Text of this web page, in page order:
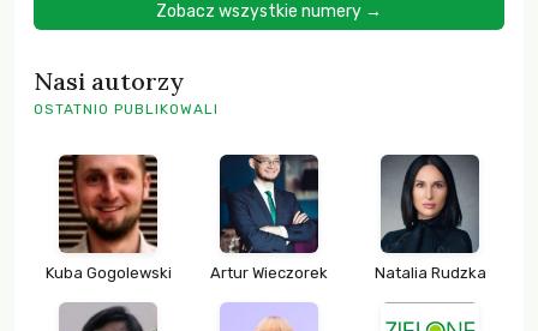
Zobacz wszystkie numery →
Nasi autorzy
OSTATNIO PUBLIKOWALI
Kuba Gogolewski Artur Wieczorek Natalia Rudzka